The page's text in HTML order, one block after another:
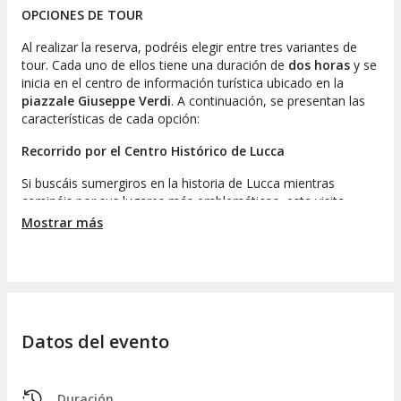
OPCIONES DE TOUR
Al realizar la reserva, podréis elegir entre tres variantes de
tour. Cada uno de ellos tiene una duración de dos horas y se
inicia en el centro de información turística ubicado en la
piazzale Giuseppe Verdi. A continuación, se presentan las
características de cada opción:
Recorrido por el Centro Histórico de Lucca
Si buscáis sumergiros en la historia de Lucca mientras
camináis por sus lugares más emblemáticos, esta visita
guiada privada es ideal. Pasearemos por el casco antiguo,
destacado de este legado es la
Exploración de las Murallas de Lucca
Mostrar más
Datos del evento